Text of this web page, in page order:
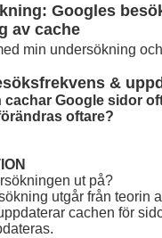
Googles
av cache
min undersökning
&
cachar Google sidor
oftare?
ut på?
utgår från teorin
cachen för